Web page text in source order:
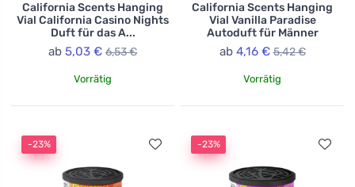
California Scents Hanging
Vial California Casino Nights
Duft für das A...
ab 5,03 € 6,53 €
Vorrätig
California Scents Hanging
Vial Vanilla Paradise
Autoduft für Männer
ab 4,16 € 5,42 €
Vorrätig
-23% -23%